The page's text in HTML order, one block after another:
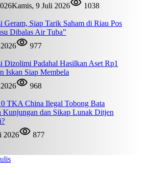
Kamis, 9 Juli 2026
1038
Geram, Siap Tarik Saham di Riau Pos
Dibalas Air Tuba”
977
Dizolimi Padahal Hasilkan Aset Rp1
Iskan Siap Membela
968
TKA China Ilegal Tobong Bata
Kunjungan dan Sikap Lunak Ditjen
2026
877